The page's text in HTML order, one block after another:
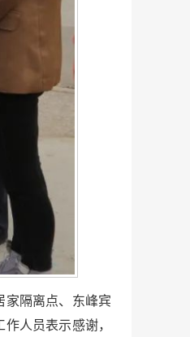
家隔离点、东峰宾
人员表示感谢，